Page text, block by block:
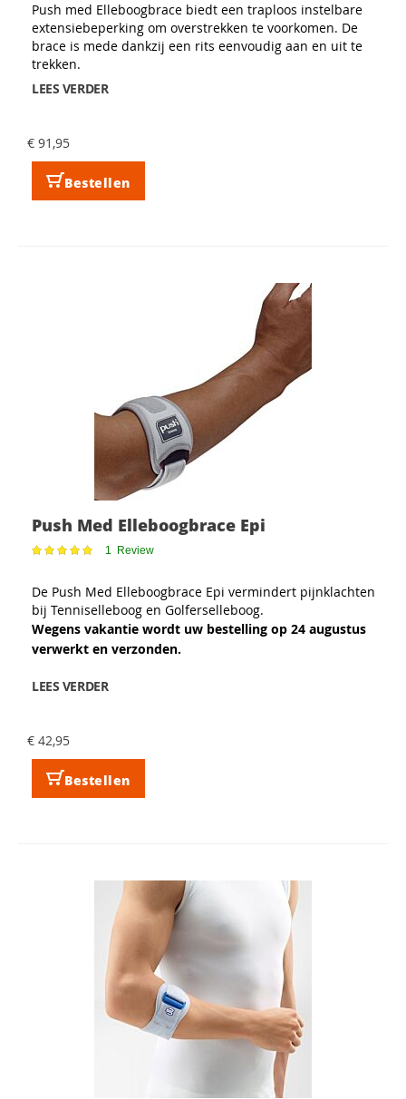
Push med Elleboogbrace biedt een traploos instelbare
extensiebeperking om overstrekken te voorkomen. De
brace is mede dankzij een rits eenvoudig aan en uit te
trekken.
LEES VERDER
€ 91,95
Bestellen
Push Med Elleboogbrace Epi
Waardering: 1 Review
De Push Med Elleboogbrace Epi vermindert pijnklachten
bij Tenniselleboog en Golferselleboog.
Wegens vakantie wordt uw bestelling op 24 augustus
verwerkt en verzonden.
LEES VERDER
€ 42,95
Bestellen